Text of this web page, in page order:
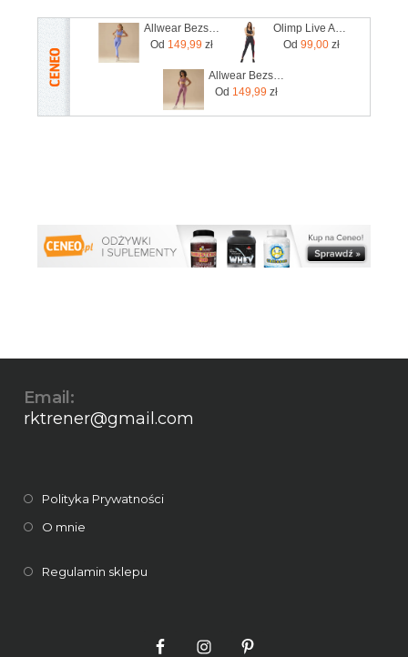
Allwear Bezszwowe Legginsy Basic V-Waist Lavender Blue 1Szt.
Od 149,99 zł
Olimp Live And Fight Damskie legginsy Olimp Women’s Leggings Mesh Stripes XS
Od 99,00 zł
Allwear Bezszwowe Legginsy Basic Dusty Rose 1Szt.
Od 149,99 zł
Email:
rktrener@gmail.com
Polityka Prywatności
O mnie
Regulamin sklepu